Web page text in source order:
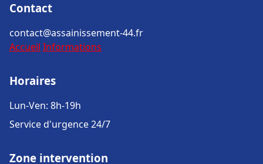
Contact
contact@assainissement-44.fr
Accueil Informations
Horaires
Lun-Ven: 8h-19h
Service d'urgence 24/7
Zone intervention